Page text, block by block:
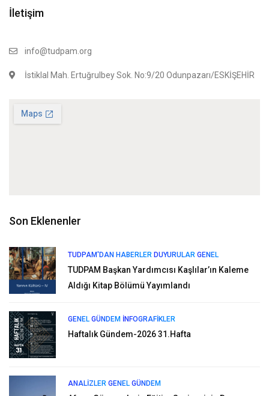
İletişim
info@tudpam.org
İstiklal Mah. Ertuğrulbey Sok. No:9/20 Odunpazarı/ESKİŞEHİR
Son Eklenenler
TUDPAM'DAN HABERLER DUYURULAR GENEL
TUDPAM Başkan Yardımcısı Kaşlılar’ın Kaleme
Aldığı Kitap Bölümü Yayımlandı
GENEL GÜNDEM İNFOGRAFIKLER
Haftalık Gündem-2026 31.Hafta
ANALIZLER GENEL GÜNDEM